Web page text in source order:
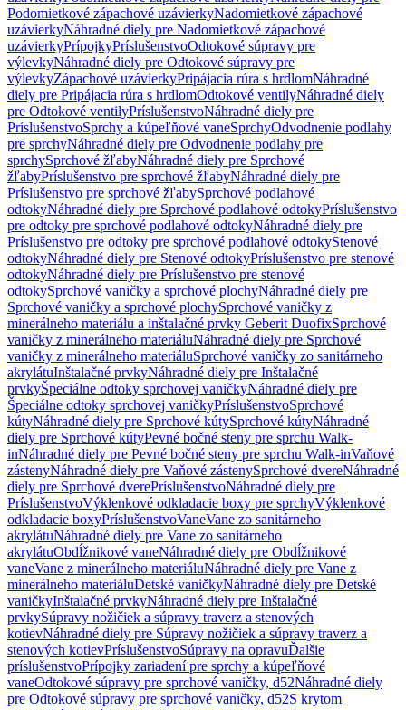
Podomietkové zápachové uzávierkyNadomietkové zápachové
uzávierkyNáhradné diely pre Nadomietkové zápachové
uzávierkyPrípojkyPríslušenstvoOdtokové súpravy pre
výlevkyNáhradné diely pre Odtokové súpravy pre
výlevkyZápachové uzávierkyPripájacia rúra s hrdlomNáhradné
diely pre Pripájacia rúra s hrdlomOdtokové ventilyNáhradné diely
pre Odtokové ventilyPríslušenstvoNáhradné diely pre
PríslušenstvoSprchy a kúpeľňové vaneSprchyOdvodnenie podlahy
pre sprchyNáhradné diely pre Odvodnenie podlahy pre
sprchySprchové žľabyNáhradné diely pre Sprchové
žľabyPríslušenstvo pre sprchové žľabyNáhradné diely pre
Príslušenstvo pre sprchové žľabySprchové podlahové
odtokyNáhradné diely pre Sprchové podlahové odtokyPríslušenstvo
pre odtoky pre sprchové podlahové odtokyNáhradné diely pre
Príslušenstvo pre odtoky pre sprchové podlahové odtokyStenové
odtokyNáhradné diely pre Stenové odtokyPríslušenstvo pre stenové
odtokyNáhradné diely pre Príslušenstvo pre stenové
odtokySprchové vaničky a sprchové plochyNáhradné diely pre
Sprchové vaničky a sprchové plochySprchové vaničky z
minerálneho materiálu a inštalačné prvky Geberit DuofixSprchové
vaničky z minerálneho materiáluNáhradné diely pre Sprchové
vaničky z minerálneho materiáluSprchové vaničky zo sanitárneho
akrylátuInštalačné prvkyNáhradné diely pre Inštalačné
prvkyŠpeciálne odtoky sprchovej vaničkyNáhradné diely pre
Špeciálne odtoky sprchovej vaničkyPríslušenstvoSprchové
kútyNáhradné diely pre Sprchové kútySprchové kútyNáhradné
diely pre Sprchové kútyPevné bočné steny pre sprchu Walk-
inNáhradné diely pre Pevné bočné steny pre sprchu Walk-inVaňové
zástenyNáhradné diely pre Vaňové zástenySprchové dvereNáhradné
diely pre Sprchové dverePríslušenstvoNáhradné diely pre
PríslušenstvoVýklenkové odkladacie boxy pre sprchyVýklenkové
odkladacie boxyPríslušenstvoVaneVane zo sanitárneho
akrylátuNáhradné diely pre Vane zo sanitárneho
akrylátuObdĺžnikové vaneNáhradné diely pre Obdĺžnikové
vaneVane z minerálneho materiáluNáhradné diely pre Vane z
minerálneho materiáluDetské vaničkyNáhradné diely pre Detské
vaničkyInštalačné prvkyNáhradné diely pre Inštalačné
prvkySúpravy nožičiek a súpravy traverz a stenových
kotievNáhradné diely pre Súpravy nožičiek a súpravy traverz a
stenových kotievPríslušenstvoSúpravy na opravuĎalšie
príslušenstvoPrípojky zariadení pre sprchy a kúpeľňové
vaneOdtokové súpravy pre sprchové vaničky, d52Náhradné diely
pre Odtokové súpravy pre sprchové vaničky, d52S krytom